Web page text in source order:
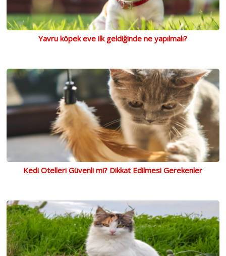
Yavru köpek eve ilk geldiğinde ne yapılmalı?
Kedi Otelleri Güvenli mi? Dikkat Edilmesi Gerekenler